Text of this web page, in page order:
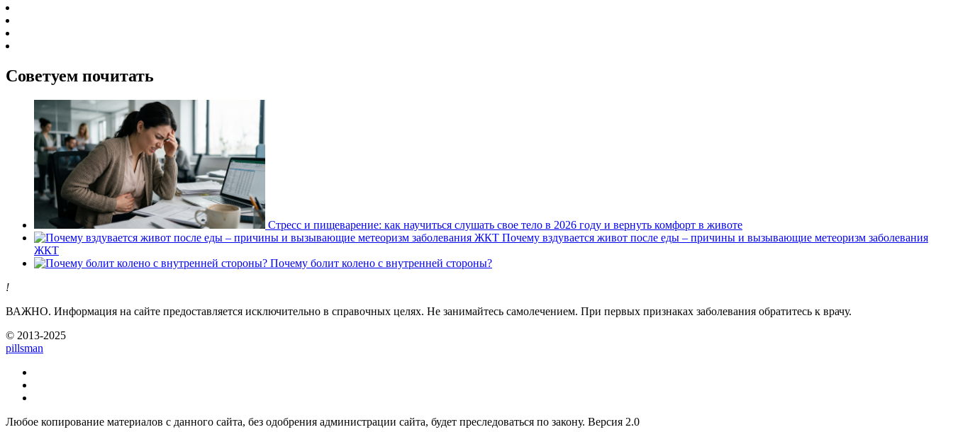
Советуем почитать
Стресс и пищеварение: как научиться слушать свое тело в 2026 году и вернуть комфорт в животе
Почему вздувается живот после еды – причины и вызывающие метеоризм заболевания
ЖКТ
Почему болит колено с внутренней стороны?
!
ВАЖНО. Информация на сайте предоставляется исключительно в справочных целях. Не занимайтесь самолечением. При первых признаках заболевания обратитесь к врачу.
© 2013-2025
pillsman
Любое копирование материалов с данного сайта, без одобрения администрации сайта, будет преследоваться по закону. Версия 2.0